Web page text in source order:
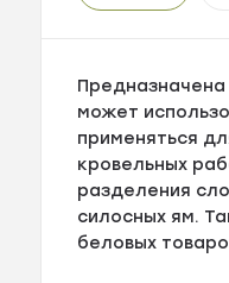
Предназначена
может
применяться
кровельных
разделения
силосных ям.
беловых